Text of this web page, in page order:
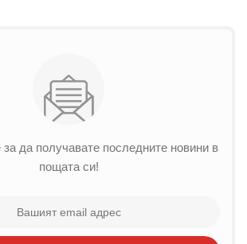
да получавате последните новини в
пощата си!